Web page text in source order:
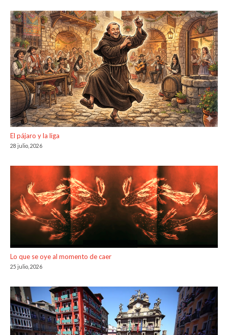
El pájaro y la liga
28 julio, 2026
Lo que se oye al momento de caer
25 julio, 2026